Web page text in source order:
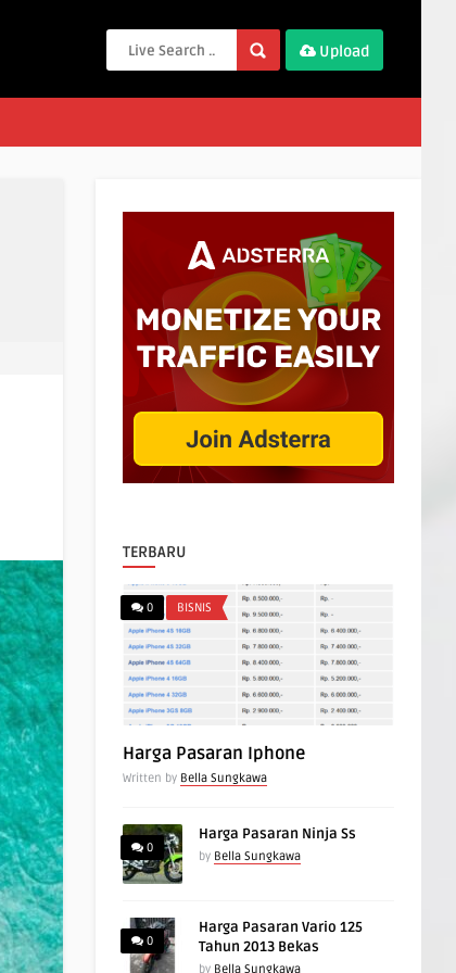
Upload
TERBARU
0 BISNIS
Harga Pasaran Iphone
Written by Bella Sungkawa
0
Harga Pasaran Ninja Ss
by Bella Sungkawa
0
Harga Pasaran Vario 125
Tahun 2013 Bekas
by Bella Sungkawa